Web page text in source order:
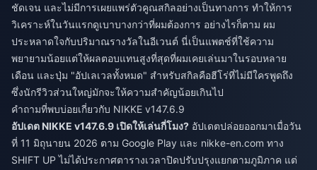
ชัดเจน และไม่มีการเผยแพร่ตัวคูณสกิลอย่างเป็นทางการ ทำให้การ
วิเคราะห์ในวันแรกดูเบาบางกว่าที่ผมต้องการ อย่างไรก็ตาม ผม
ประหลาดใจกับปริมาณรางวัลในอีเวนต์ นี่เป็นแพตช์ที่ใช้ความ
พยายามน้อยแต่ให้ผลตอบแทนสูงที่สุดที่ผมเคยเล่นมาในรอบหลาย
เดือน และปุ่ม "อัปเลเวลทั้งหมด" สำหรับสกิลคือฮีโร่ที่ไม่มีใครพูดถึง
ซึ่งนักรีวิวส่วนใหญ่มักจะให้ความสำคัญน้อยเกินไป
คำถามที่พบบ่อยเกี่ยวกับ NIKKE v147.6.9
อัปเดต NIKKE v147.6.9 เปิดให้เล่นกี่โมง? อัปเดตปล่อยออกมาเมื่อวัน
ที่ 11 มิถุนายน 2026 ตาม Google Play และ nikke-en.com ทาง
SHIFT UP ไม่ได้ประกาศตารางเวลาปิดปรับปรุงแยกตามภูมิภาค แต่